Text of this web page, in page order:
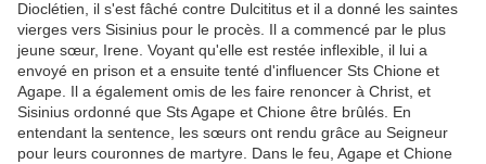
Dioclétien
il s'est fâché contre Dulcititus et il a donné les saintes
vierges vers Sisinius pour le procès. Il a commencé par le plus
jeune sœur, Irene Voyant qu'elle est restée inflexible il lui a
envoyé en prison et a ensuite tenté d'influencer Sts Chione et
Agape Il a également omis de les faire renoncer à Christ et
Sisinius ordonné que StsAgape et Chione être brûlés En
entendant la sentence les sœurs ont rendu grâce au Seigneur
pour leurs couronnes de martyre Dans le feu Agape et Chione